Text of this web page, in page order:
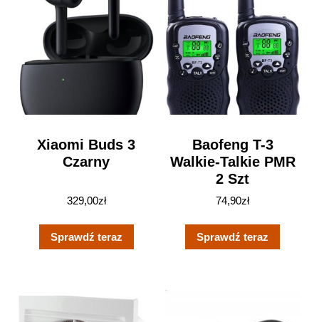
Xiaomi Buds 3
Czarny
329,00zł
Sprawdź teraz
Baofeng T-3
Walkie-Talkie PMR
2 Szt
74,90zł
Sprawdź teraz